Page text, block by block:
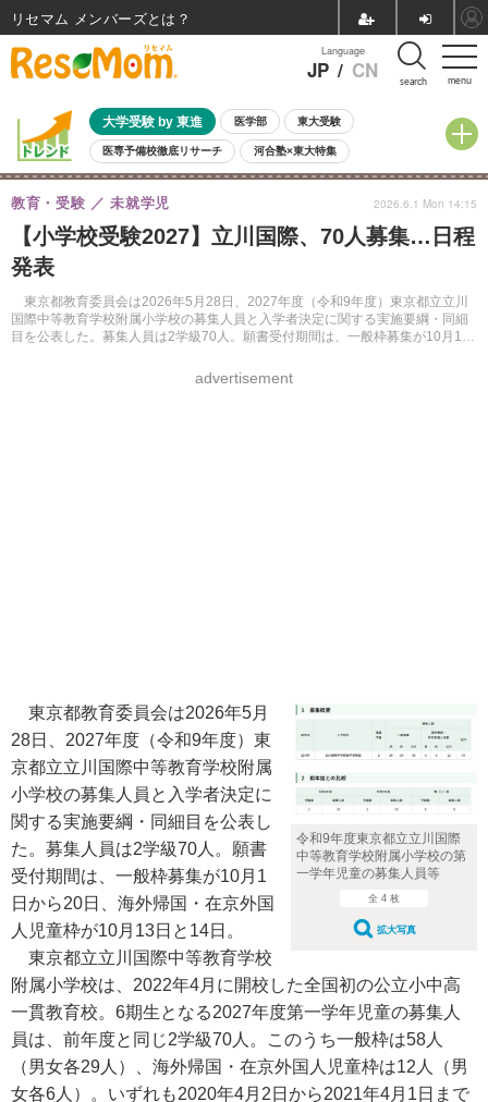
menu
Language
JP / CN search
大学受験 by 東進 医学部 東大受験
医専予備校徹底リサーチ 河合塾×東大特集
親子で考える大学選び 高校受験 中学受験 小学校受験
共通テスト 夏休み
8月開催イベント・WS 全国公立高校 過去問 人気記事
自由研究教材（小学生向け）
【小学校受験2027】立川国際、70人募集…日程
発表
東京都教育委員会は2026年5月28日、2027年度（令和9年度）東京都立立川
国際中等教育学校附属小学校の募集人員と入学者決定に関する実施要綱・同細
目を公表した。募集人員は2学級70人。願書受付期間は、一般枠募集が10月1日
教育・受験 未就学児
advertisement
2026.6.1 Mon 14:15
令和9年度東京都立立川国際
中等教育学校附属小学校の第
一学年児童の募集人員等
全 4 枚
拡大写真
東京都教育委員会は2026年5月
28日、2027年度（令和9年度）東
京都立立川国際中等教育学校附属
小学校の募集人員と入学者決定に
関する実施要綱・同細目を公表し
た。募集人員は2学級70人。願書
受付期間は、一般枠募集が10月1
日から20日、海外帰国・在京外国
人児童枠が10月13日と14日。
東京都立立川国際中等教育学校
附属小学校は、2022年4月に開校した全国初の公立小中高
一貫教育校。6期生となる2027年度第一学年児童の募集人
員は、前年度と同じ2学級70人。このうち一般枠は58人
（男女各29人）、海外帰国・在京外国人児童枠は12人（男
女各6人）。いずれも2020年4月2日から2021年4月1日まで
リセマム メンバーズ